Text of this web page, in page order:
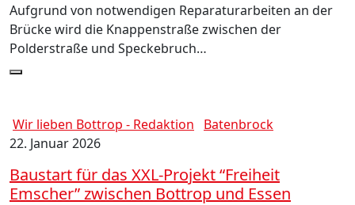
Aufgrund von notwendigen Reparaturarbeiten an der
Brücke wird die Knappenstraße zwischen der
Polderstraße und Speckebruch…
Wir lieben Bottrop - Redaktion
Batenbrock
22. Januar 2026
Baustart für das XXL-Projekt “Freiheit
Emscher” zwischen Bottrop und Essen